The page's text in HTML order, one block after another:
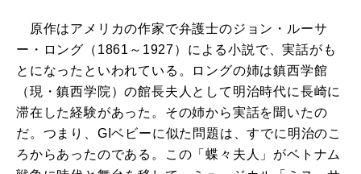
原作はアメリカの作家で弁護士のジョン・ルーサ
ー・ロング（1861～1927）による小説で、実話がも
とになったといわれている。ロングの姉は鎮西学館
（現・鎮西学院）の館長夫人として明治時代に長崎に
滞在した経験があった。その姉から実話を聞いたの
だ。つまり、GIベビーに似た問題は、すでに明治のこ
ろからあったのである。この「蝶々夫人」がベトナム